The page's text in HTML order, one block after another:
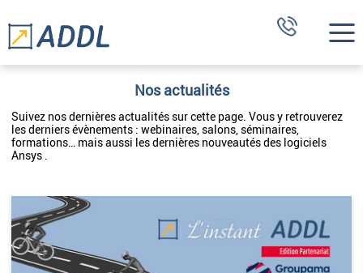
Nos actualités
Suivez nos dernières actualités sur cette page. Vous y retrouverez
les derniers évènements : webinaires, salons, séminaires,
formations… mais aussi les dernières nouveautés des logiciels
Ansys .